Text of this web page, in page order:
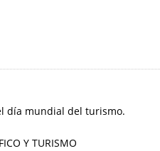
día mundial del turismo.
Y TURISMO